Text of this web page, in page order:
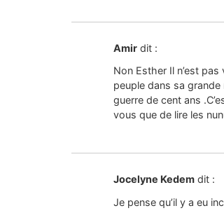
Amir dit :
Non Esther Il n’est
peuple dans sa
guerre de cent ans
vous que de lire les
Jocelyne Kedem dit :
Je pense qu’il y a eu